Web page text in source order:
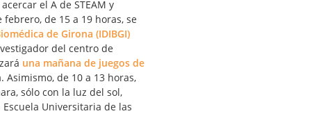
el A de STEAM y
de 15 a 19 horas, se
de Girona (IDIBGI)
del centro de
una mañana de juegos de
de 10 a 13 horas,
sólo con la luz del sol,
Universitaria de las